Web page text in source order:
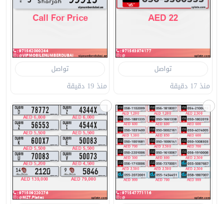
تواصل
منذ 17 دقيقة
تواصل
منذ 19 دقيقة